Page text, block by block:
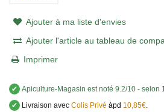
Ajouter à ma liste d'envies
Ajouter l'article au tableau de
Imprimer
✔ Apiculture-Magasin est noté 9.2/10 - selon
✔
Livraison avec Colis Privé àpd 10,85€.